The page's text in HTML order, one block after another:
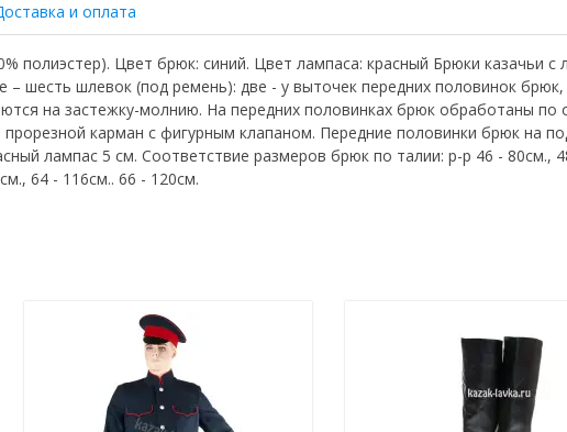
и оплата
полиэстер). Цвет брюк: синий. Цвет лампаса: красный Брюки казачьи
– шесть шлевок (под ремень): две - у выточек передних половинок
на застежку-молнию. На передних половинках брюк обработаны по
карман с фигурным клапаном. Передние половинки брюк на
лампас 5 см. Соответствие размеров брюк по талии: р-р 46 - 80см.,
64 - 116см.. 66 - 120см.